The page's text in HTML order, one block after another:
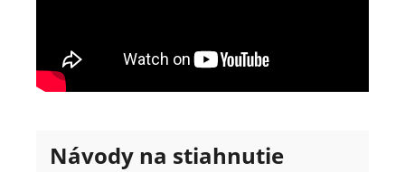
Návody na stiahnutie